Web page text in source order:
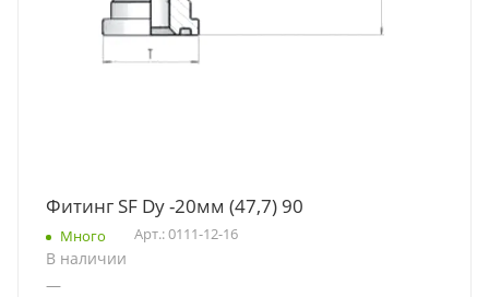
Фитинг SF Dу -20мм (47,7) 90
Много Арт.: 0111-12-16
В наличии
—